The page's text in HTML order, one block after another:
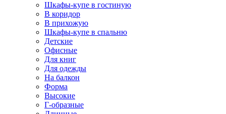
Шкафы-купе в гостиную
В коридор
В прихожую
Шкафы-купе в спальню
Детские
Офисные
Для книг
Для одежды
На балкон
Форма
Высокие
Г-образные